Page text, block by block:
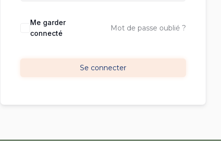
Me garder
connecté
Mot de passe oublié ?
Se connecter